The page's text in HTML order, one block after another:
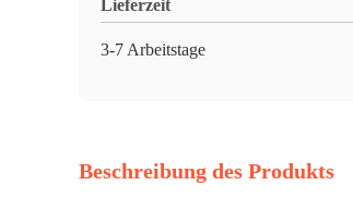
Lieferzeit
3-7 Arbeitstage
Beschreibung des Produkts